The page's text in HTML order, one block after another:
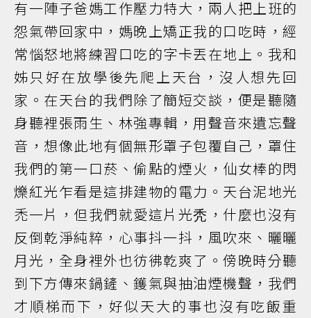
有一陣子爸媽工作壓力特大，兩人把上班的
怨氣帶回家中，媽晚上矯正我的口吃時，經
常惱怒地將練習口吃的字卡丟在地上。我和
姊只好在放學後先爬上天台，沒人想先回
家。在天台的我們除了簡短交談，便是聽隨
身聽裡張雨生、林強專輯，用聲音來遺忘聲
音，想像此地有個無形罩子包覆自己，罩住
我們的第一口菸、偷點的煙火，仙女棒的閃
爍紅光乍看是這排建物的電力。天台泥地光
禿一片，但我們就愛這片光秃，什麼也沒有
反倒乾淨純粹，心事抖一抖，風吹來、曬曬
月光，全身裡外也彷彿乾爽了。傍晚時分聽
到下方傳來鍋鏟、鑊氣與抽油煙機聲，我們
才順梯而下，好似天大的事也沒有吃飯重